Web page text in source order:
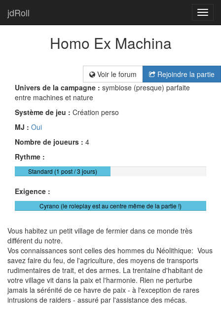
jdRoll
Homo Ex Machina
Voir le forum
Rejoindre la partie
Univers de la campagne : symbiose (presque) parfaite
entre machines et nature
Système de jeu : Création perso
MJ : Oui
Nombre de joueurs : 4
Rythme :
Standard (1 post / 3 jours)
Exigence :
Cyrano (le roleplay est au centre même de la partie !)
Vous habitez un petit village de fermier dans ce monde très
différent du notre.
Vos connaissances sont celles des hommes du Néolithique: Vous
savez faire du feu, de l'agriculture, des moyens de transports
rudimentaires de trait, et des armes. La trentaine d'habitant de
votre village vit dans la paix et l'harmonie. Rien ne perturbe
jamais la sérénité de ce havre de paix - à l'exception de rares
intrusions de raiders - assuré par l'assistance des mécas.